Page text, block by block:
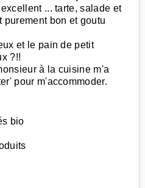
... tarte, salade et
purement bon et goutu
et le pain de petit
?!!
à la cuisine m'a
pour m'accommoder.
bio